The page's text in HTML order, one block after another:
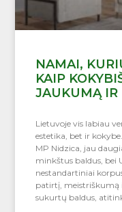
NAMAI,
KAIP
JAUKUMĄ
Lietuvoje vis labiau
estetika, bet ir
MP Nidzica, jau
minkštus baldus, bei
nestandartiniai
patirtį, meistriškumą
sukurtų baldus,